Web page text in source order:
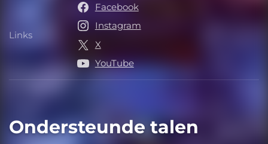
Links Links
Facebook
Instagram
X
YouTube
Ondersteunde talen